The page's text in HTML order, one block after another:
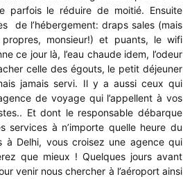
parfois le réduire de moitié. Ensuite
de l’hébergement: draps sales (mais
monsieur!) et puants, le wifi
ce jour là, l’eau chaude idem, l’odeur
celle des égouts, le petit déjeuner
jamais servi. Il y a aussi ceux qui
de voyage qui l’appellent à vos
Et dont le responsable débarque
services à n’importe quelle heure du
à Delhi, vous croisez une agence qui
que mieux ! Quelques jours avant
venir nous chercher à l’aéroport ainsi